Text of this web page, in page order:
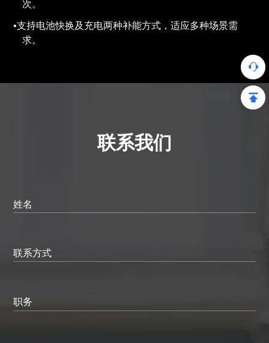
次。
支持电池快换及充电两种补能方式，适应多种场景需
求。
联系我们
姓名
联系方式
职务